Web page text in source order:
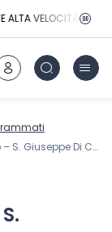
ALTA VELOCITÀ
Giuseppe Di Cairo